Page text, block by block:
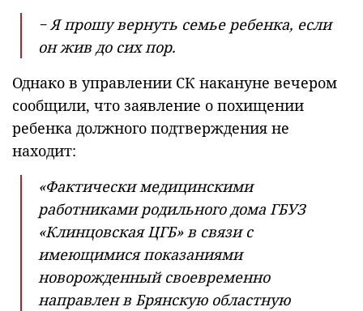
− Я прошу вернуть семье ребенка, если
он жив до сих пор.
Однако в управлении СК накануне вечером
сообщили, что заявление о похищении
ребенка должного подтверждения не
находит:
«Фактически медицинскими
работниками родильного дома ГБУЗ
«Клинцовская ЦГБ» в связи с
имеющимися показаниями
новорожденный своевременно
направлен в Брянскую областную